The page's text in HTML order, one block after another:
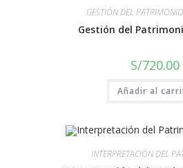
GESTIÓN DEL
Gestión del
S/720.00
Añadir al
INTERPRETACIÓN DEL